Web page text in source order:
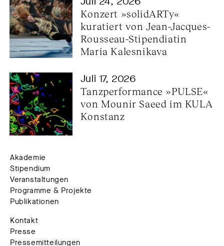
Konzert »solidARTy«
kuratiert von Jean-Jacques-
Rousseau-Stipendiatin
Maria Kalesnikava
Juli 17, 2026
Tanzperformance »PULSE«
von Mounir Saeed im KULA
Konstanz
Akademie
Stipendium
Veranstaltungen
Programme & Projekte
Publikationen
Kontakt
Presse
Pressemitteilungen